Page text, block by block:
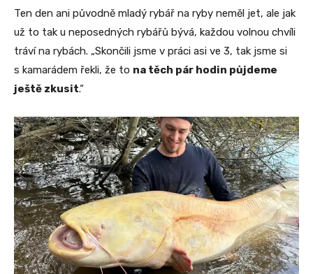
Ten den ani původně mladý rybář na ryby neměl jet, ale jak
už to tak u neposedných rybářů bývá, každou volnou chvíli
tráví na rybách. „Skončili jsme v práci asi ve 3, tak jsme si
s kamarádem řekli, že to na těch pár hodin půjdeme
ještě zkusit.“